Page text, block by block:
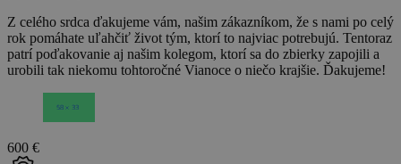
Z celého srdca ďakujeme vám, našim zákazníkom, že s nami po celý
rok pomáhate uľahčiť život tým, ktorí to najviac potrebujú. Tentoraz
patrí poďakovanie aj našim kolegom, ktorí sa do zbierky zapojili a
urobili tak niekomu tohtoročné Vianoce o niečo krajšie. Ďakujeme!
600 €